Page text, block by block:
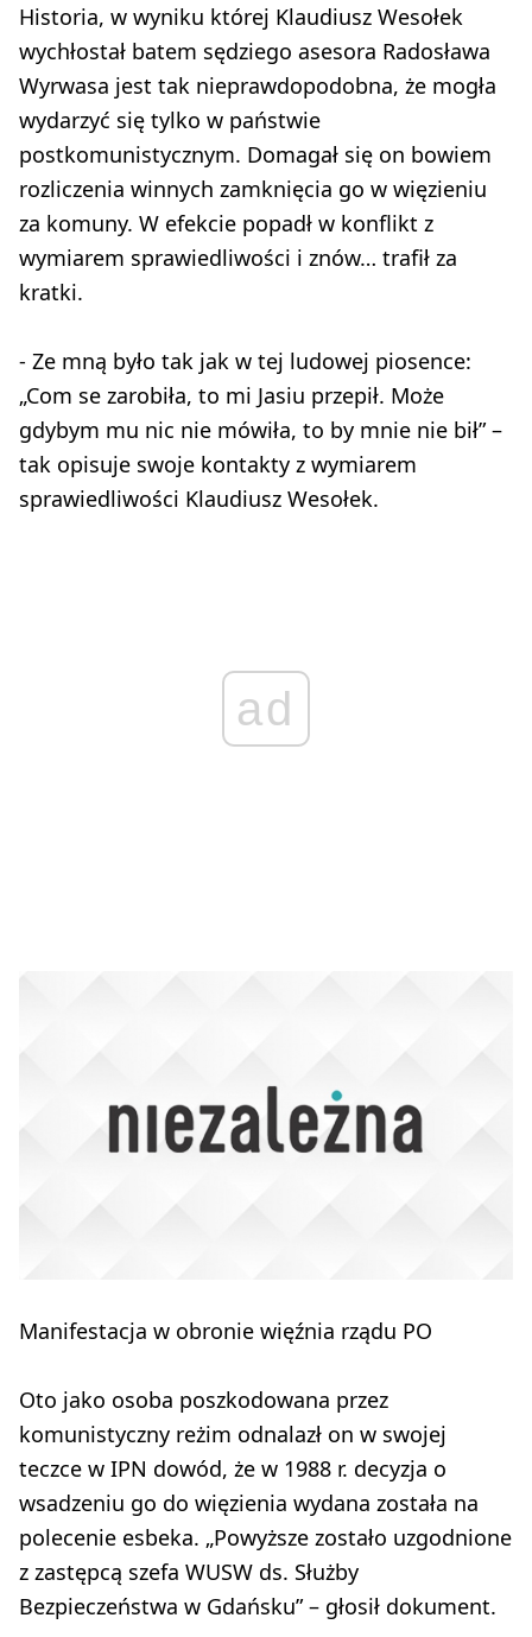
Historia, w wyniku której Klaudiusz Wesołek
wychłostał batem sędziego asesora Radosława
Wyrwasa jest tak nieprawdopodobna, że mogła
wydarzyć się tylko w państwie
postkomunistycznym. Domagał się on bowiem
rozliczenia winnych zamknięcia go w więzieniu
za komuny. W efekcie popadł w konflikt z
wymiarem sprawiedliwości i znów… trafił za
kratki.
- Ze mną było tak jak w tej ludowej piosence:
„Com se zarobiła, to mi Jasiu przepił. Może
gdybym mu nic nie mówiła, to by mnie nie bił” –
tak opisuje swoje kontakty z wymiarem
sprawiedliwości Klaudiusz Wesołek.
ad
Manifestacja w obronie więźnia rządu PO
Oto jako osoba poszkodowana przez
komunistyczny reżim odnalazł on w swojej
teczce w IPN dowód, że w 1988 r. decyzja o
wsadzeniu go do więzienia wydana została na
polecenie esbeka. „Powyższe zostało uzgodnione
z zastępcą szefa WUSW ds. Służby
Bezpieczeństwa w Gdańsku” – głosił dokument.